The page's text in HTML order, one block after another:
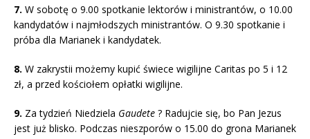
7. W sobotę o 9.00 spotkanie lektorów i ministrantów, o 10.00
kandydatów i najmłodszych ministrantów. O 9.30 spotkanie i
próba dla Marianek i kandydatek.
8. W zakrystii możemy kupić świece wigilijne Caritas po 5 i 12
zł, a przed kościołem opłatki wigilijne.
9. Za tydzień Niedziela Gaudete ? Radujcie się, bo Pan Jezus
jest już blisko. Podczas nieszporów o 15.00 do grona Marianek